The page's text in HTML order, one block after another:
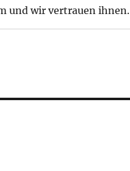
und wir vertrauen ihnen.